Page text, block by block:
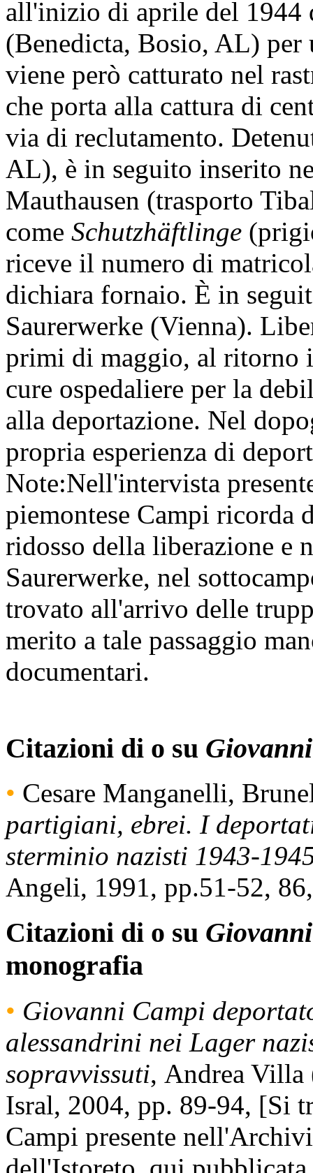
all'inizio di aprile del 1944
(Benedicta, Bosio, AL)
viene però catturato nel
che porta alla cattura di
via di reclutamento.
AL), è in seguito inserito
Mauthausen (trasporto
come Schutzhäftlinge
riceve il numero di
dichiara fornaio. È in
Saurerwerke (Vienna).
primi di maggio, al ritorno
cure ospedaliere per la
alla deportazione. Nel
propria esperienza di
Note:Nell'intervista
piemontese Campi ricorda
ridosso della liberazione e
Saurerwerke, nel
trovato all'arrivo delle
merito a tale passaggio
documentari.
Citazioni di o su
• Cesare Manganelli,
partigiani, ebrei. I
sterminio nazisti 1943-
Angeli, 1991, pp.51-52,
Citazioni di o su
monografia
• Giovanni Campi
alessandrini nei Lager
sopravvissuti, Andrea Villa
Isral, 2004, pp. 89-94, [Si
Campi presente